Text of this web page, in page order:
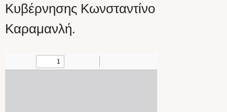
Κυβέρνησης Κωνσταντίνο
Καραμανλή.